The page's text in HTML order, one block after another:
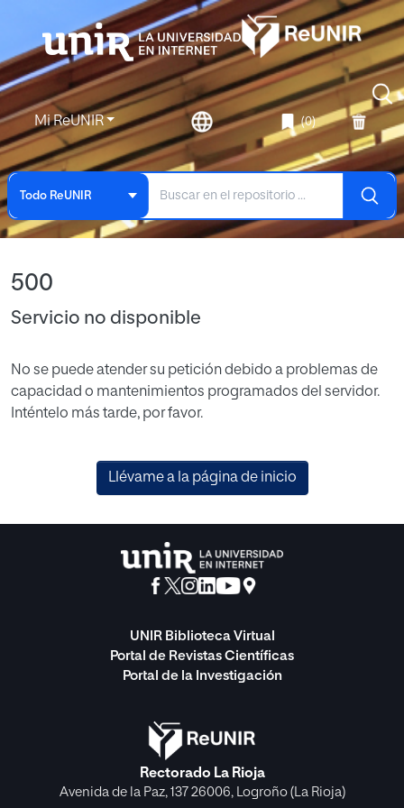
Mi ReUNIR (0)
Todo ReUNIR
500
Servicio no disponible
No se puede atender su petición debido a problemas de
capacidad o mantenimientos programados del servidor.
Inténtelo más tarde, por favor.
Llévame a la página de inicio
UNIR Biblioteca Virtual
Portal de Revistas Científicas
Portal de la Investigación
Rectorado La Rioja
Avenida de la Paz, 137 26006, Logroño (La Rioja)